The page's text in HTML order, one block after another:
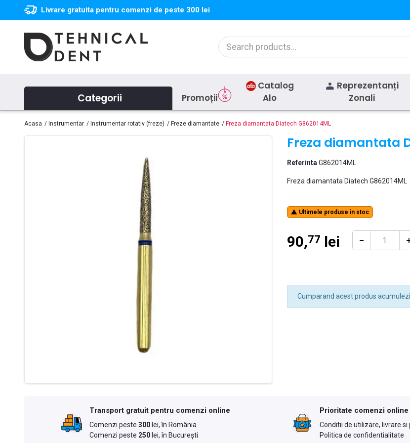
Livrare gratuita pentru comenzi de peste 300 lei
Categorii Promoții
Catalog
Alo
Reprezentanți
Zonali
Acasa Instrumentar Instrumentar rotativ (freze) Freze diamantate Freza diamantata Diatech G862014ML
Freza diamantata
Referinta G862014ML
Freza diamantata Diatech G862014ML
 Ultimele produse in stoc
90,77 lei −
Cumparand acest produs acumulezi
Transport gratuit pentru comenzi online
Comenzi peste300 lei, în România
Comenzi peste 250 lei, în București
Prioritate comenzi online
Conditii de utilizare, livrare si
Politica de confidentialitate